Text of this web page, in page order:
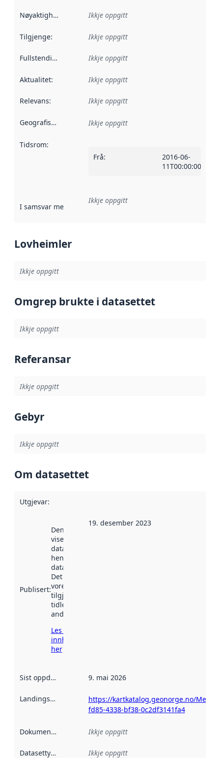
Nøyaktigheit Ikkje oppgitt
Tilgjenge: Ikkje oppgitt
Fullstendigheit Ikkje oppgitt
Aktualitet: Ikkje oppgitt
Relevans: Ikkje oppgitt
Geografisk område Ikkje oppgitt
Tidsrom:
Frå:
2016-06-
11T00:00:00Z
I samsvar med Referanse til ei implementeringsregel eller
Ikkje oppgitt
Lovheimler
Ikkje oppgitt
Omgrep brukte i datasettet
Ikkje oppgitt
Referansar
Ikkje oppgitt
Gebyr
Ikkje oppgitt
Om datasettet
Utgjevar:
Publisert:
Denne datoen
viser når
datasettet vart
henta inn av
data.norge.no.
Det kan ha
vore
tilgjengeleg
tidlegare
andre stader.
Les meir om
innhenting
her
19. desember 2023
Sist oppdatert 9. mai 2026
Landingsside
https://kartkatalog.geonorge.no/
fd85-4338-bf38-0c2df3141fa4
Dokumentasjon Ikkje oppgitt
Datasettype Ikkje oppgitt